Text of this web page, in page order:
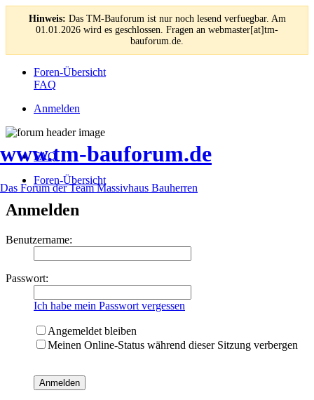
Hinweis: Das TM-Bauforum ist nur noch lesend verfuegbar. Am
01.01.2026 wird es geschlossen. Fragen an webmaster[at]tm-
bauforum.de.
Foren-Übersicht
FAQ
Anmelden
www.tm-bauforum.de
Das Forum der Team Massivhaus Bauherren
FAQ
Foren-Übersicht
Anmelden
Benutzername:
Passwort:
Ich habe mein Passwort vergessen
Angemeldet bleiben
Meinen Online-Status während dieser Sitzung verbergen